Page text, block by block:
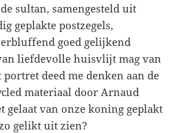
sultan, samengesteld uit
geplakte postzegels,
goed gelijkend
liefdevolle huisvlijt mag van
deed me denken aan de
materiaal door Arnaud
gelaat van onze koning geplakt
gelikt uit zien?